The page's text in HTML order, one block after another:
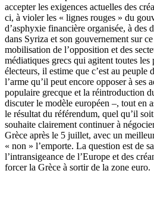
accepter les exigences actuelles des
ci, à violer les « lignes rouges » du
d’asphyxie financière organisée, à des
dans Syriza et son gouvernement sur
mobilisation de l’opposition et des
médiatiques grecs qui agitent toutes
électeurs, il estime que c’est au peuple
l’arme qu’il peut encore opposer à ses
populaire grecque et la réintroduction
discuter le modèle européen –, tout en
le résultat du référendum, quel qu’il
souhaite clairement continuer à
Grèce après le 5 juillet, avec un
« non » l’emporte. La question est de
l’intransigeance de l’Europe et des
forcer la Grèce à sortir de la zone euro.